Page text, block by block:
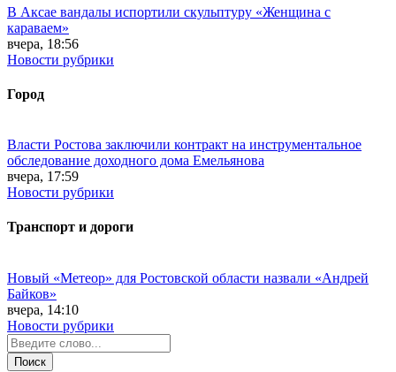
В Аксае вандалы испортили скульптуру «Женщина с
караваем»
вчера, 18:56
Новости рубрики
Город
Власти Ростова заключили контракт на инструментальное
обследование доходного дома Емельянова
вчера, 17:59
Новости рубрики
Транспорт и дороги
Новый «Метеор» для Ростовской области назвали «Андрей
Байков»
вчера, 14:10
Новости рубрики